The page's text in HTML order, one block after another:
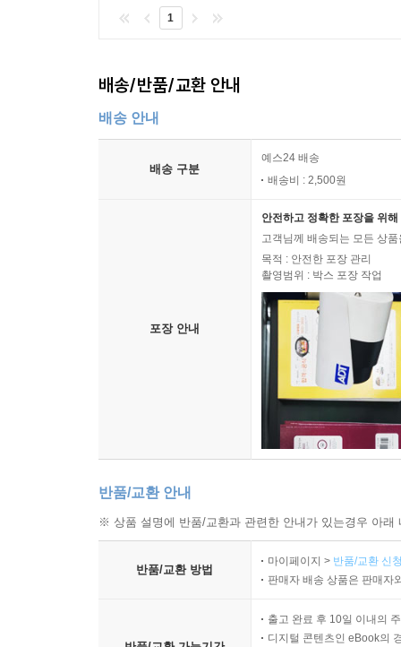
1
배송/반품/교환 안내
배송 안내
배송 구분
예스24 배송
배송비 : 2,500원
포장 안내
안전하고 정확한 포장을 위
고객님께 배송되는 모든 상
목적 : 안전한 포장 관리
촬영범위 : 박스 포장 작업
반품/교환 안내
※ 상품 설명에 반품/교환과 관련한 안내가 있는경우 아
반품/교환 방법
마이페이지 > 반품/교환 신
판매자 배송 상품은 판매자
출고 완료 후 10일 이내의
디지털 콘텐츠인 eBook의